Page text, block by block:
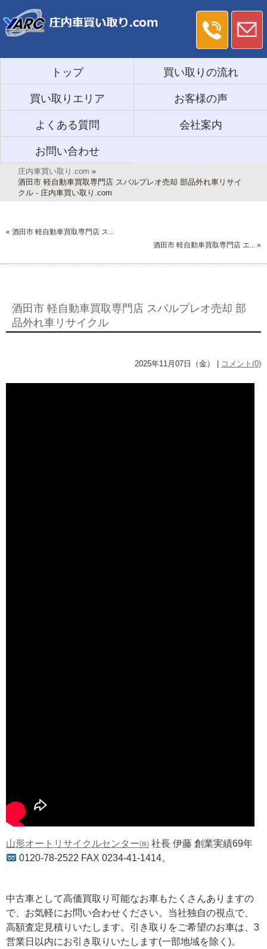
トップ 買い取りの流れ
買い取りエリア お客様の声
よくある質問 会社案内
お問い合わせ
庄内車買い取り.com »
酒田市 軽自動車買取専門店 スバルプレオ売却 部品外れ車リサイ
クル - 庄内車買い取り.com
« 酒田市 軽自動車買取専門店 ス...
酒田市 軽自動車買取専門店 エ... »
酒田市 軽自動車買取専門店 スバルプレオ売却 部
品外れ車リサイクル
2025年11月07日（金） | コメント(0)
山形オートリサイクルセンター㈱ 社長 伊藤 創業実績69年
0120-78-2522 FAX 0234-41-1414。
中古車として高価買取り可能なお車もたくさんありますの
で、お気軽にお問い合わせください。当社独自の視点で、
高額査定見積りいたします。引き取りをご希望のお車は、3
営業日以内にお引き取りいたします(一部地域を除く)。